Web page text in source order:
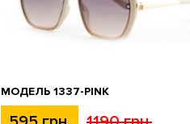
МОДЕЛЬ 1337-PINK